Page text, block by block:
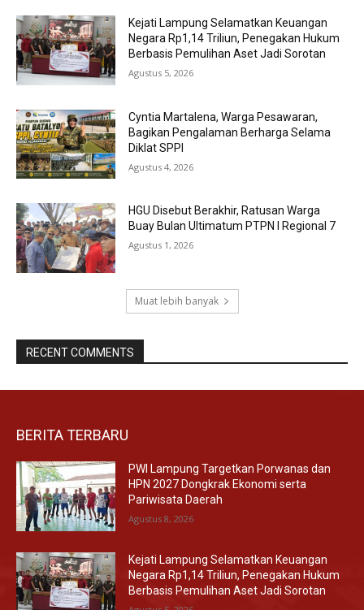
Kejati Lampung Selamatkan Keuangan
Negara Rp1,14 Triliun, Penegakan Hukum
Berbasis Pemulihan Aset Jadi Sorotan
Agustus 5, 2026
Cyntia Martalena, Warga Pesawaran,
Bagikan Pengalaman Berharga Selama
Diklat SPPI
Agustus 4, 2026
HGU Disebut Berakhir, Ratusan Warga
Buay Bulan Ultimatum PTPN I Regional 7
Agustus 1, 2026
Muat lebih banyak
RECENT COMMENTS
BERITA TERBARU
PWI Lampung Targetkan Porwanas dan
HPN 2027 Dongkrak Ekonomi serta
Pariwisata Daerah
Agustus 8, 2026
Kejati Lampung Selamatkan Keuangan
Negara Rp1,14 Triliun, Penegakan Hukum
Berbasis Pemulihan Aset Jadi Sorotan